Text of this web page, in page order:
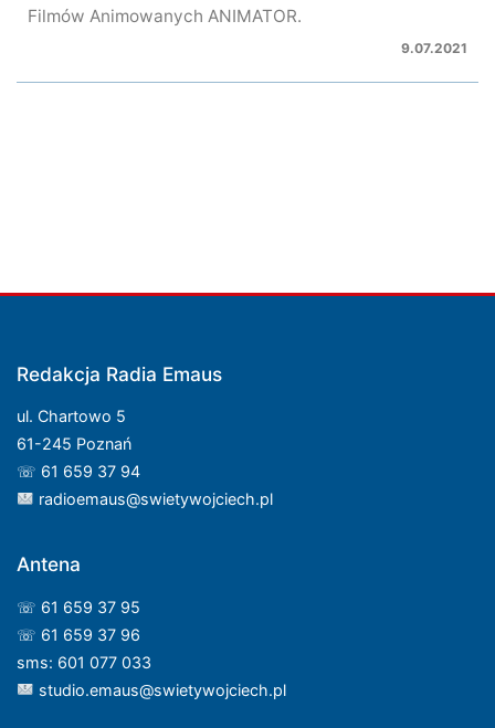
Filmów Animowanych ANIMATOR.
9.07.2021
Redakcja Radia Emaus
ul. Chartowo 5
61-245 Poznań
☏ 61 659 37 94
radioemaus@swietywojciech.pl
Antena
☏ 61 659 37 95
☏ 61 659 37 96
sms: 601 077 033
studio.emaus@swietywojciech.pl